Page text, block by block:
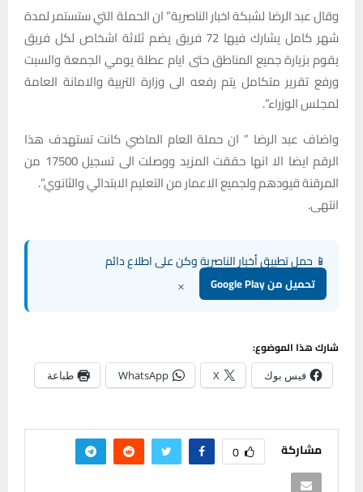
وقال عبد الرضا لشبكة اخبار الناصرية” ان الحملة التي ستستمر لمدة
شهر كامل يشارك فيها 72 فريق يضم ثلاثة اشخاص لكل فريق
يقوم بزيارة جميع المناطق حتى ايام عطلة يومي الجمعة والسبت
ورفع تقرير متكامل يتم رفعه الى وزارة التربية والامانة العامة
لمجلس الوزراء”.
واضاف عبد الرضا ” ان حملة العام الماضي كانت تستهدف هذا
الرقم ايضا الا انها حققت المزيد ووصلت الى تسجيل 17500 من
المرقنة قيودهم ولجميع الاعمار من التعليم الابتدائي والثانوي”.
انتهى.
📱 حمل تطبيق أخبار الناصرية وكن على اطلاع دائم
تحميل من Google Play ×
شارك هذا الموضوع:
فيس بوك X
WhatsApp طباعة
مشاركة 0